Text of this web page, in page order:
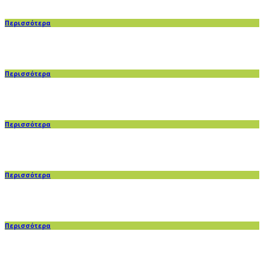
Περισσότερα
Περισσότερα
Περισσότερα
Περισσότερα
Περισσότερα